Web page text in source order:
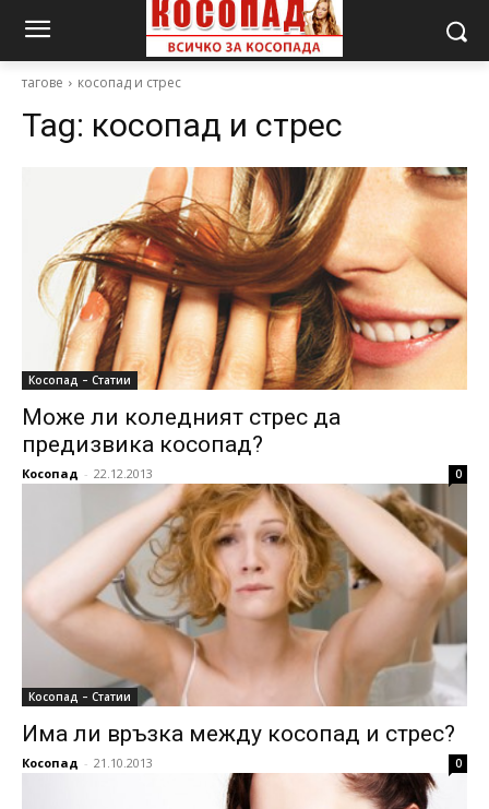
тагове косопад и стрес
Tag: косопад и стрес
Косопад – Статии
Може ли коледният стрес да
предизвика косопад?
Косопад - 22.12.2013 0
Косопад – Статии
Има ли връзка между косопад и стрес?
Косопад - 21.10.2013 0